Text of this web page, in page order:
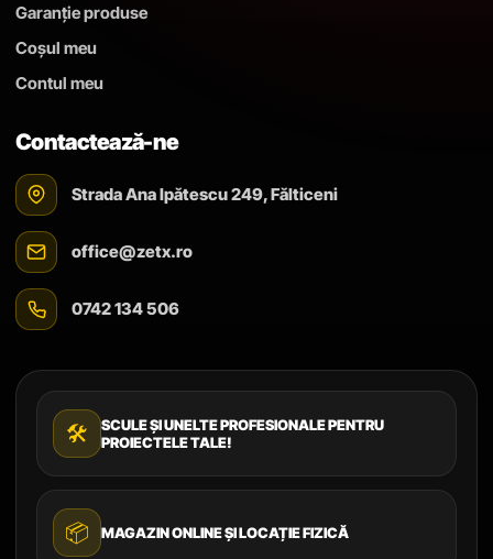
Garanție produse
Coșul meu
Contul meu
Contactează-ne
Strada Ana Ipătescu 249, Fălticeni
office@zetx.ro
0742 134 506
🛠️
SCULE ȘI UNELTE PROFESIONALE PENTRU
PROIECTELE TALE!
📦 MAGAZIN ONLINE ȘI LOCAȚIE FIZICĂ